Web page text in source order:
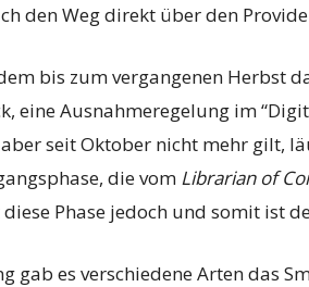
den Weg direkt über den
bis zum vergangenen Herbst
eine Ausnahmeregelung im
seit Oktober nicht mehr gilt,
die vom Librarian of
Phase jedoch und somit ist
gab es verschiedene Arten das